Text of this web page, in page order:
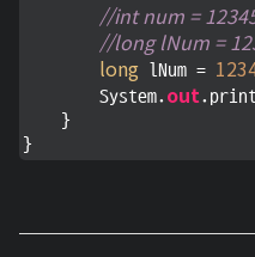
//int num =
//long lNum =
long lNum =
        System.
out
    }
}